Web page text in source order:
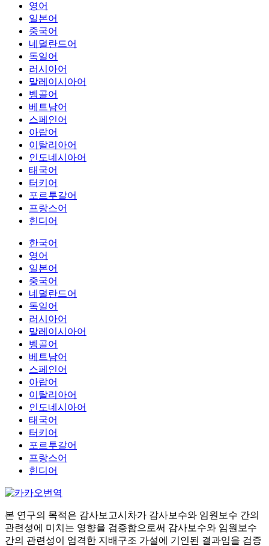
영어
일본어
중국어
네덜란드어
독일어
러시아어
말레이시아어
벵골어
베트남어
스페인어
아랍어
이탈리아어
인도네시아어
태국어
터키어
포르투갈어
프랑스어
힌디어
한국어
영어
일본어
중국어
네덜란드어
독일어
러시아어
말레이시아어
벵골어
베트남어
스페인어
아랍어
이탈리아어
인도네시아어
태국어
터키어
포르투갈어
프랑스어
힌디어
본 연구의 목적은 감사보고시차가 감사보수와 임원보수 간의
관련성에 미치는 영향을 검증함으로써 감사보수와 임원보수
간의 관련성이 엄격한 지배구조 가설에 기인된 결과임을 검증